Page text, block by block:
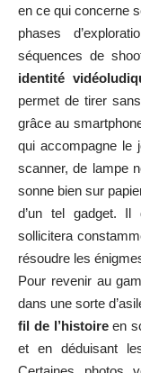
en ce qui concerne
phases
séquences de
identité
permet de tirer
grâce au
qui accompagne le
scanner, de lampe
sonne bien sur
d’un tel gadget.
sollicitera
résoudre les
Pour revenir au
dans une sorte
fil de l’histoireen
et en déduisant